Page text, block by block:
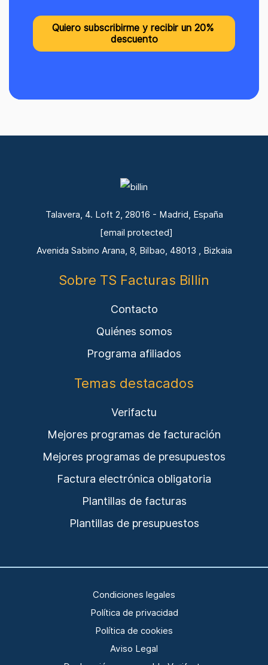
Talavera, 4. Loft 2, 28016 - Madrid, España
[email protected]
Avenida Sabino Arana, 8, Bilbao, 48013 , Bizkaia
Sobre TS Facturas Billin
Contacto
Quiénes somos
Programa afiliados
Temas destacados
Verifactu
Mejores programas de facturación
Mejores programas de presupuestos
Factura electrónica obligatoria
Plantillas de facturas
Plantillas de presupuestos
Condiciones legales
Política de privacidad
Política de cookies
Aviso Legal